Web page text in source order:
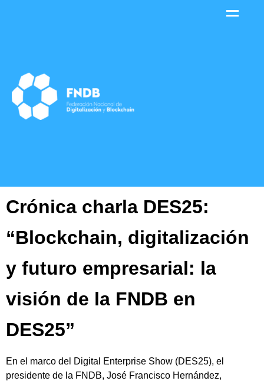
Crónica charla DES25:
“Blockchain, digitalización
y futuro empresarial: la
visión de la FNDB en
DES25”
En el marco del Digital Enterprise Show (DES25), el
presidente de la FNDB, José Francisco Hernández,